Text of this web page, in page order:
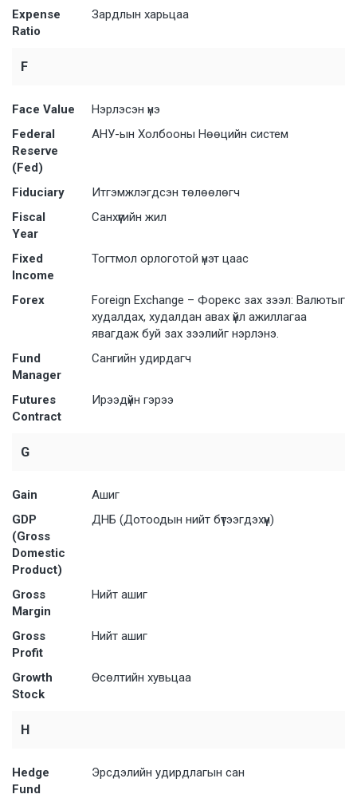
Expense
Ratio
Зардлын харьцаа
F
Face Value
Нэрлэсэн үнэ
Federal
Reserve
(Fed)
АНУ-ын Холбооны Нөөцийн систем
Fiduciary
Итгэмжлэгдсэн төлөөлөгч
Fiscal
Year
Санхүүгийн жил
Fixed
Income
Тогтмол орлоготой үнэт цаас
Forex
Foreign Exchange – Форекс зах зээл: Валютыг
худалдах, худалдан авах үйл ажиллагаа
явагдаж буй зах зээлийг нэрлэнэ.
Fund
Manager
Сангийн удирдагч
Futures
Contract
Ирээдүйн гэрээ
G
Gain
Ашиг
GDP
(Gross
Domestic
Product)
ДНБ (Дотоодын нийт бүтээгдэхүүн)
Gross
Margin
Нийт ашиг
Gross
Profit
Нийт ашиг
Growth
Stock
Өсөлтийн хувьцаа
H
Hedge
Fund
Эрсдэлийн удирдлагын сан